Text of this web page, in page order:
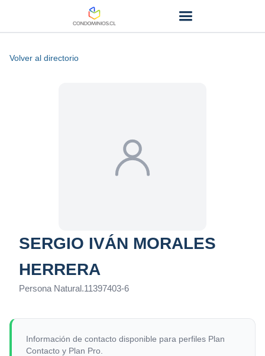
Volver al directorio
SERGIO IVÁN MORALES
HERRERA
Persona Natural.11397403-6
Información de contacto disponible para perfiles Plan
Contacto y Plan Pro.